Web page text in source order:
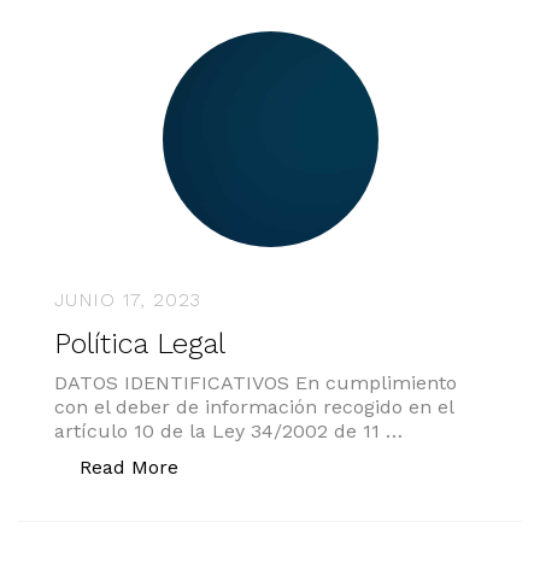
JUNIO 17, 2023
Política Legal
DATOS IDENTIFICATIVOS En cumplimiento
con el deber de información recogido en el
artículo 10 de la Ley 34/2002 de 11 …
Read More